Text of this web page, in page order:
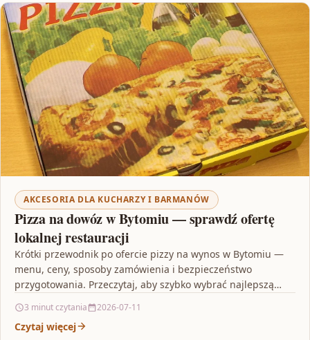
AKCESORIA DLA KUCHARZY I BARMANÓW
Pizza na dowóz w Bytomiu — sprawdź ofertę
lokalnej restauracji
Krótki przewodnik po ofercie pizzy na wynos w Bytomiu —
menu, ceny, sposoby zamówienia i bezpieczeństwo
przygotowania. Przeczytaj, aby szybko wybrać najlepszą
3 minut czytania 2026-07-11
Czytaj więcej